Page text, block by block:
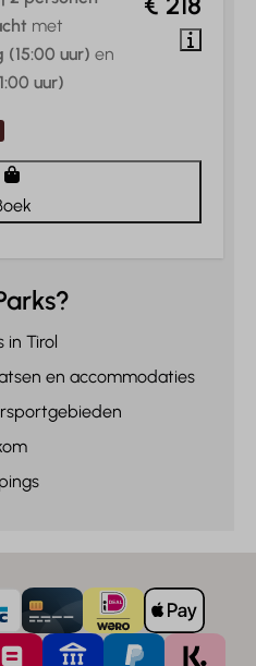
met
(15:00 uur) en
uur)
in Tirol
en accommodaties